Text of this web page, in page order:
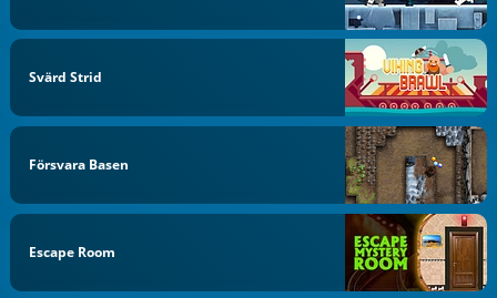
Svärd Strid
Försvara Basen
Escape Room